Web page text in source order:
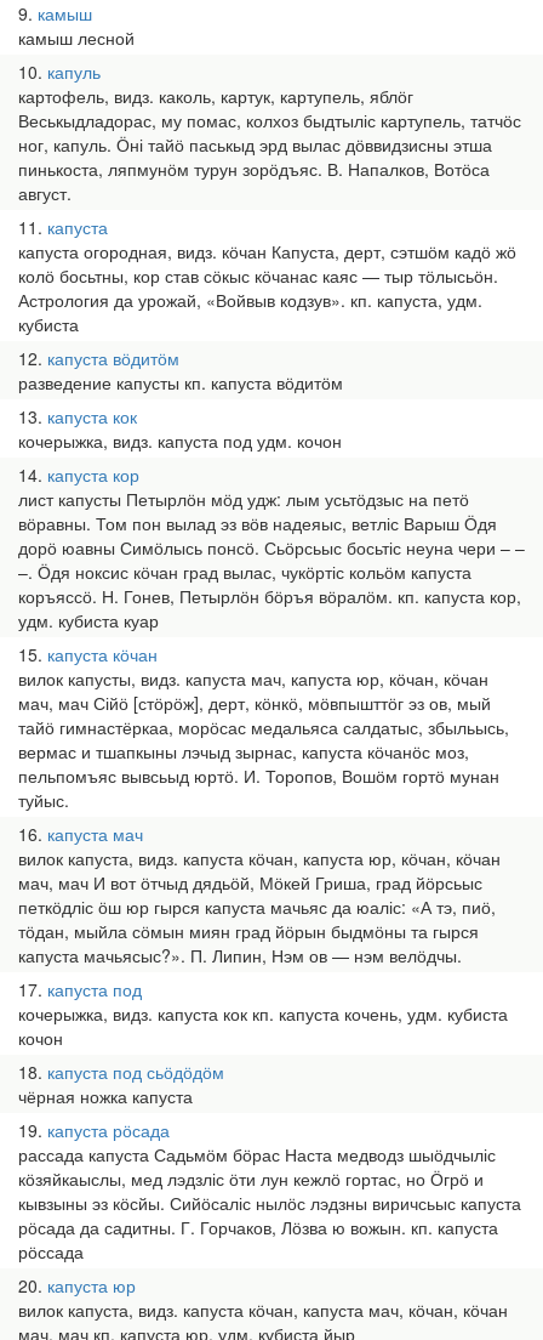
9 камыш
камыш лесной
10 капуль
картофель, видз. каколь, картук, картупель, яблӧг
Веськыдладорас, му помас, колхоз быдтыліс картупель, татчӧс
ног, капуль. Ӧні тайӧ паськыд эрд вылас дӧввидзисны этша
пинькоста, ляпмунӧм турун зорӧдъяс. В. Напалков, Вотӧса
август.
11 капуста
капуста огородная, видз. кӧчан Капуста, дерт, сэтшӧм кадӧ жӧ
колӧ босьтны, кор став сӧкыс кӧчанас каяс — тыр тӧлысьӧн.
Астрология да урожай, «Войвыв кодзув». кп. капуста, удм.
кубиста
12 капуста вӧдитӧм
разведение капусты кп. капуста вӧдитӧм
13 капуста кок
кочерыжка, видз. капуста под удм. кочон
14 капуста кор
лист капусты Петырлӧн мӧд удж: лым усьтӧдзыс на петӧ
вӧравны. Том пон вылад эз вӧв надеяыс, ветліс Варыш Ӧдя
дорӧ юавны Симӧлысь понсӧ. Сьӧрсьыс босьтіс неуна чери – –
–. Ӧдя ноксис кӧчан град вылас, чукӧртіс кольӧм капуста
коръяссӧ. Н. Гонев, Петырлӧн бӧръя вӧралӧм. кп. капуста кор,
удм. кубиста куар
15 капуста кӧчан
вилок капусты, видз. капуста мач, капуста юр, кӧчан, кӧчан
мач, мач Сійӧ [стӧрӧж], дерт, кӧнкӧ, мӧвпышттӧг эз ов, мый
тайӧ гимнастёркаа, морӧсас медальяса салдатыс, збыльысь,
вермас и тшапкыны лэчыд зырнас, капуста кӧчанӧс моз,
пельпомъяс вывсьыд юртӧ. И. Торопов, Вошӧм гортӧ мунан
туйыс.
16 капуста мач
вилок капуста, видз. капуста кӧчан, капуста юр, кӧчан, кӧчан
мач, мач И вот ӧтчыд дядьӧй, Мӧкей Гриша, град йӧрсьыс
петкӧдліс ӧш юр гырся капуста мачьяс да юаліс: «А тэ, пиӧ,
тӧдан, мыйла сӧмын миян град йӧрын быдмӧны та гырся
капуста мачьясыс?». П. Липин, Нэм ов — нэм велӧдчы.
17 капуста под
кочерыжка, видз. капуста кок кп. капуста кочень, удм. кубиста
кочон
18 капуста под сьӧдӧдӧм
чёрная ножка капуста
19 капуста рӧсада
рассада капуста Садьмӧм бӧрас Наста медводз шыӧдчыліс
кӧзяйкаыслы, мед лэдзліс ӧти лун кежлӧ гортас, но Ӧгрӧ и
кывзыны эз кӧсйы. Сийӧсаліс нылӧс лэдзны виричсьыс капуста
рӧсада да садитны. Г. Горчаков, Лӧзва ю вожын. кп. капуста
рӧссада
20 капуста юр
вилок капуста, видз. капуста кӧчан, капуста мач, кӧчан, кӧчан
мач, мач кп. капуста юр, удм. кубиста йыр